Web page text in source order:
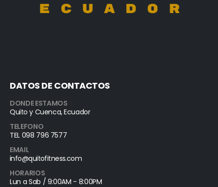
DATOS DE CONTACTOS
DONDE ESTAMOS
Quito y Cuenca, Ecuador
TELEFONO
TEL 098 796 7577
EMAIL
info@quitofitness.com
HORARIOS
Lun a Sab / 9:00AM - 8:00PM